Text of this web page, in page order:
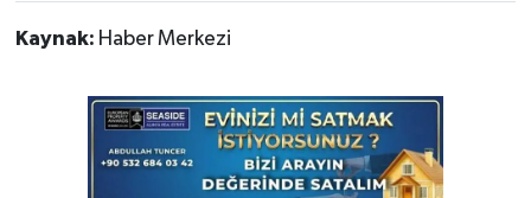
Kaynak: Haber Merkezi